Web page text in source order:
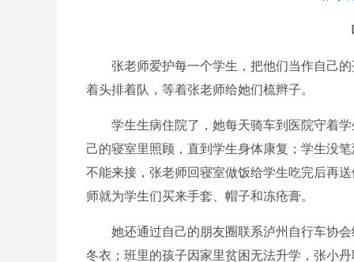
张老师爱护每一个学生，把他们当作自己的
着头排着队，等着张老师给她们梳辫子。
学生生病住院了，她每天骑车到医院守着学
己的寝室里照顾，直到学生身体康复；学生没
不能来接，张老师回寝室做饭给学生吃完后再
师就为学生们买来手套、帽子和冻疮膏。
她还通过自己的朋友圈联系泸州自行车协会
冬衣；班里的孩子因家里贫困无法升学，张小